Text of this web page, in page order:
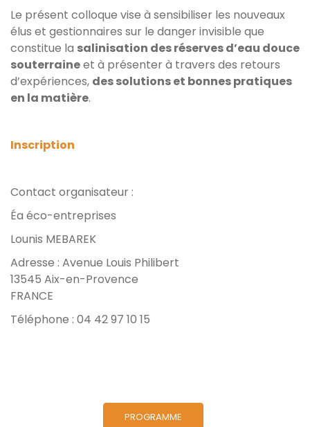
Le présent colloque vise à sensibiliser les nouveaux
élus et gestionnaires sur le danger invisible que
constitue la salinisation des réserves d’eau douce
souterraineet à présenter à travers des retours
d’expériences, des solutions et bonnes pratiques
en la matière.
Inscription
Contact organisateur :
Éa éco-entreprises
Lounis MEBAREK
Adresse : Avenue Louis Philibert
13545 Aix-en-Provence
FRANCE
Téléphone : 04 42 97 10 15
PROGRAMME